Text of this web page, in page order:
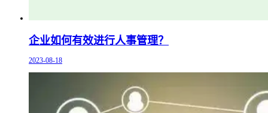
企业如何有效进行人事管理？
2023-08-18